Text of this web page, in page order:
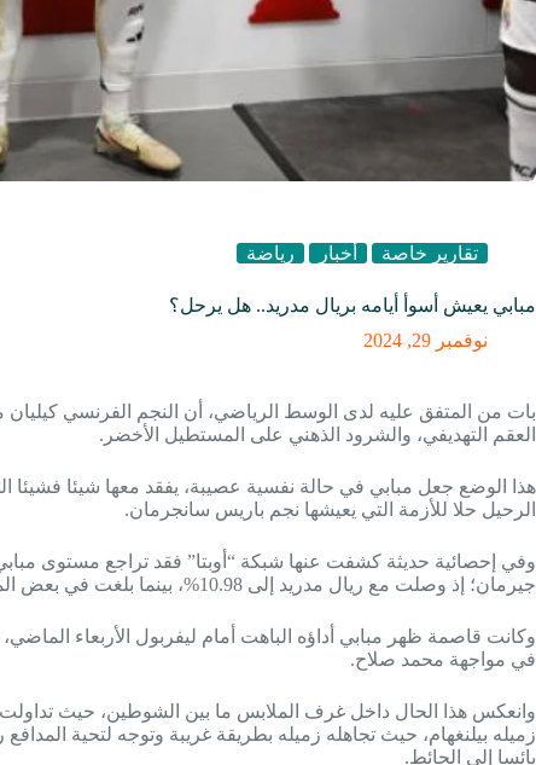
تقارير خاصة أخبار رياضة
مبابي يعيش أسوأ أيامه بريال مدريد.. هل يرحل؟
نوفمبر 29, 2024
بات من المتفق عليه لدى الوسط الرياضي، أن النجم الفرنسي كيليان
العقم التهديفي، والشرود الذهني على المستطيل الأخضر.
هذا الوضع جعل مبابي في حالة نفسية عصيبة، يفقد معها شيئا فشيئا
الرحيل حلا للأزمة التي يعيشها نجم باريس سانجرمان.
وفي إحصائية حديثة كشفت عنها شبكة “أوبتا” فقد تراجع مستوى
جيرمان؛ إذ وصلت مع ريال مدريد إلى 10.98%، بينما بلغت في بعض المواسم مع فريقه الفرنسي 27 %.
وكانت قاصمة ظهر مبابي أداؤه الباهت أمام ليفربول الأربعاء
في مواجهة محمد صلاح.
وانعكس هذا الحال داخل غرف الملابس ما بين الشوطين، حيث
زميله بيلنغهام، حيث تجاهله زميله بطريقة غريبة وتوجه لتحية
يائسا إلى الحائط.